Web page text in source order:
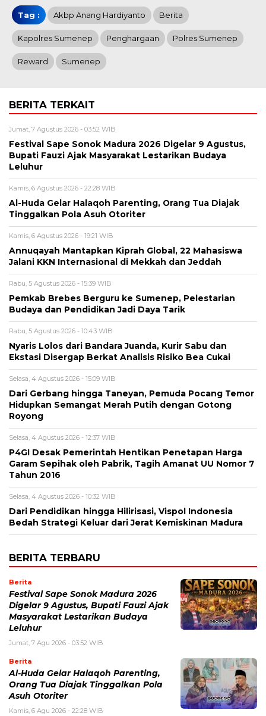
Tag : Akbp Anang Hardiyanto Berita
Kapolres Sumenep Penghargaan Polres Sumenep
Reward Sumenep
BERITA TERKAIT
Jumat, 7 Agustus 2026 - 03:52 WIB
Festival Sape Sonok Madura 2026 Digelar 9 Agustus,
Bupati Fauzi Ajak Masyarakat Lestarikan Budaya
Leluhur
Kamis, 6 Agustus 2026 - 22:28 WIB
Al-Huda Gelar Halaqoh Parenting, Orang Tua Diajak
Tinggalkan Pola Asuh Otoriter
Kamis, 6 Agustus 2026 - 19:21 WIB
Annuqayah Mantapkan Kiprah Global, 22 Mahasiswa
Jalani KKN Internasional di Mekkah dan Jeddah
Rabu, 5 Agustus 2026 - 15:39 WIB
Pemkab Brebes Berguru ke Sumenep, Pelestarian
Budaya dan Pendidikan Jadi Daya Tarik
Rabu, 5 Agustus 2026 - 10:43 WIB
Nyaris Lolos dari Bandara Juanda, Kurir Sabu dan
Ekstasi Disergap Berkat Analisis Risiko Bea Cukai
Selasa, 4 Agustus 2026 - 15:09 WIB
Dari Gerbang hingga Taneyan, Pemuda Pocang Temor
Hidupkan Semangat Merah Putih dengan Gotong
Royong
Selasa, 4 Agustus 2026 - 12:37 WIB
P4GI Desak Pemerintah Hentikan Penetapan Harga
Garam Sepihak oleh Pabrik, Tagih Amanat UU Nomor 7
Tahun 2016
Selasa, 4 Agustus 2026 - 10:32 WIB
Dari Pendidikan hingga Hilirisasi, Vispol Indonesia
Bedah Strategi Keluar dari Jerat Kemiskinan Madura
BERITA TERBARU
Berita
Festival Sape Sonok Madura 2026
Digelar 9 Agustus, Bupati Fauzi Ajak
Masyarakat Lestarikan Budaya
Leluhur
Jumat, 7 Agu 2026 - 03:52 WIB
Berita
Al-Huda Gelar Halaqoh Parenting,
Orang Tua Diajak Tinggalkan Pola
Asuh Otoriter
Kamis, 6 Agu 2026 - 22:28 WIB